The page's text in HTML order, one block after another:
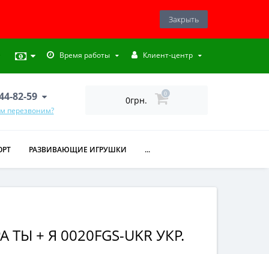
Закрыть
Время работы Клиент-центр
82-59
перезвоним?
0грн.
0
РАЗВИВАЮЩИЕ ИГРУШКИ ...
+ Я 0020FGS-UKR УКР.